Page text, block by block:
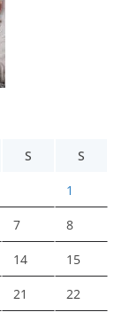
S S
1
7 8
14 15
21 22